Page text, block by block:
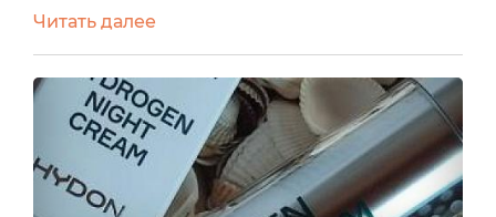
естественный барьер против лучей,
одновременно питая и успокаивая лицо без
ощущения липкой плёнки. Поэтому мой
сегодняшний отзыв будет посвящён одному из
таких полезных средств Итак, речь пойдёт
проСолнцезащитный крем для лица “Sun...
Читать далее